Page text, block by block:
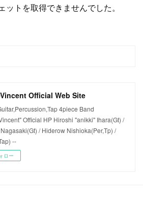
ットを取得できませんでした。
Official Web Site
4piece Band
Official HP Hiroshi "anikki" Ihara(Gt) /
/ Hiderow Nishioka(Per,Tp) /
--
ロー